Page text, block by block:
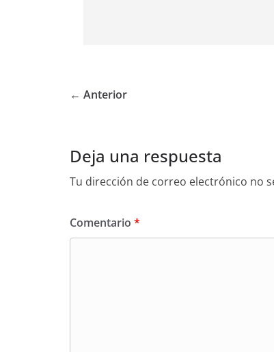
← Anterior
Deja una respuesta
Tu dirección de correo electrónico no
Comentario *